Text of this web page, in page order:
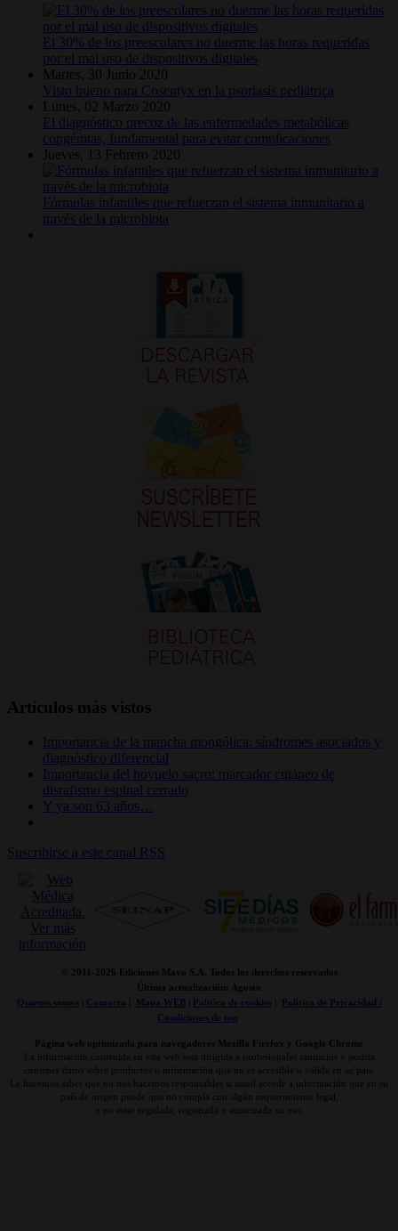
El 30% de los preescolares no duerme las horas requeridas
por el mal uso de dispositivos digitales
Martes, 30 Junio 2020
Visto bueno para Cosentyx en la psoriasis pediátrica
Lunes, 02 Marzo 2020
El diagnóstico precoz de las enfermedades metabólicas
congénitas, fundamental para evitar complicaciones
Jueves, 13 Febrero 2020
Fórmulas infantiles que refuerzan el sistema inmunitario a
través de la microbiota
Artículos más vistos
Importancia de la mancha mongólica: síndromes asociados y
diagnóstico diferencial
Importancia del hoyuelo sacro: marcador cutáneo de
disrafismo espinal cerrado
Y ya son 63 años…
Suscribirse a este canal RSS
© 2011- 2026 Ediciones Mayo S.A. Todos los derechos reservados
Última actualización: Agosto
Quienes somos| Contacto Mapa WEB| Politica de cookies|
Politica de Privacidad /
Condiciones de uso
Página web optimizada para navegadores Mozilla Firefox y Google Chrome
La información contenida en esta web está dirigida a profesionales sanitarios y podría
contener datos sobre productos o información que no es accesible o válida en su país.
Le hacemos saber que no nos hacemos responsables si usted accede a información que en su
país de origen puede que no cumpla con algún requerimiento legal,
o no estar regulada, registrada o autorizado su uso.